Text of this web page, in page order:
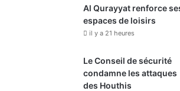
Al Qurayyat renforce
espaces de loisirs
il y a 21 heures
Le Conseil de sécurité
condamne les attaques
des Houthis